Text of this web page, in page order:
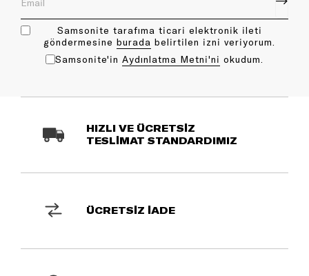
Samsonite tarafıma ticari elektronik ileti
göndermesine bu rada belirtilen izni veriyorum.
Samsonite'in Aydınlatma Metni'ni okudum.
HIZLI VE ÜCRETSİZ
TESLİMAT STANDARDIMIZ
ÜCRETSİZ İADE